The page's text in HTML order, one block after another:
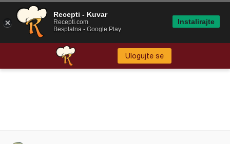
Ulogujte se
Recepti - Kuvar
Recepti.com
Besplatna - Google Play
Instalirajte